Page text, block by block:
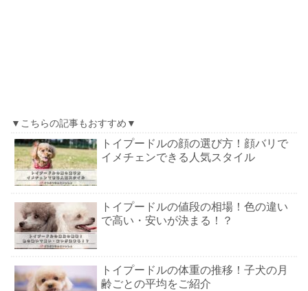
▼こちらの記事もおすすめ▼
トイプードルの顔の選び方！顔バリで
イメチェンできる人気スタイル
トイプードルの値段の相場！色の違い
で高い・安いが決まる！？
トイプードルの体重の推移！子犬の月
齢ごとの平均をご紹介